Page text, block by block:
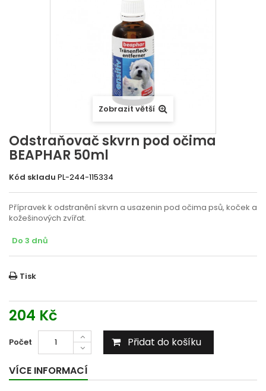
Zobrazit větší
Odstraňovač skvrn pod očima
BEAPHAR 50ml
Kód skladu PL-244-115334
Přípravek k odstranění skvrn a usazenin pod očima psů, koček a
kožešinových zvířat.
Do 3 dnů
Tisk
204 Kč
Počet Přidat do košíku
VÍCE INFORMACÍ